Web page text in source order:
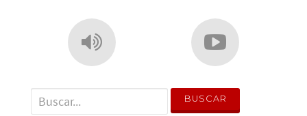
' . __('Search for:') . '